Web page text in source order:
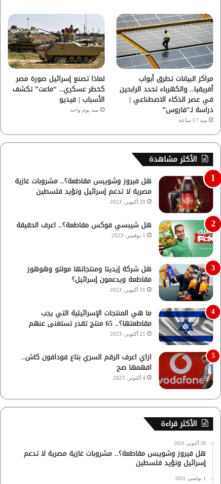
مراكز البيانات تطرق أبواب
أفريقيا.. والكهرباء تحدد الرابحين
في عصر الذكاء الاصطناعي |
دراسة لـ”فاروس”
منذ 17 ساعة
لماذا تصنع إسرائيل صورة مصر
كخطر عسكري.. “ماعت” تكشف
الأسباب | فيديو
منذ يوم واحد
الأكثر مشاهدة
هل فيروز وشويبس مقاطعة؟.. مشروبات غازية
مصرية لا تدعم إسرائيل وتؤيد فلسطين
29 أكتوبر، 2023
هل شيبسي فوكس مقاطعة؟.. اعرف الحقيقة
1 نوفمبر، 2023
هل شركة إيديتا ومنتجاتها مولتو وهوهوز
مقاطعة ويدعمون إسرائيل؟
31 أكتوبر، 2023
ما هي المنتجات الإسرائيلية التي يجب
مقاطعتها؟.. 65 منتج تقدر تستغنى عنهم
21 أكتوبر، 2023
ازاي اعرف الرقم السري بتاع فودافون كاش..
افهمها صح
4 أكتوبر، 2023
الأكثر قراءة
29 أكتوبر، 2023
هل فيروز وشويبس مقاطعة؟.. مشروبات غازية مصرية لا تدعم
إسرائيل وتؤيد فلسطين
1 نوفمبر، 2023